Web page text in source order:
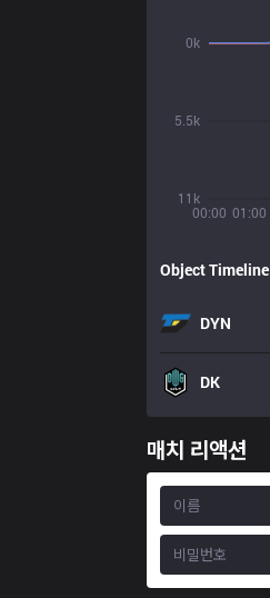
00:00 01:00
11k
5.5k
0k
Object Timeline
DYN
DK
매치 리액션